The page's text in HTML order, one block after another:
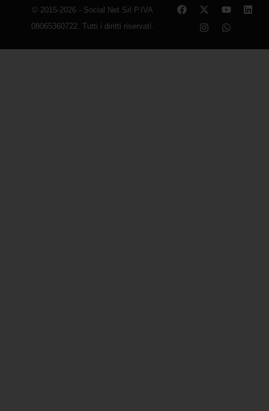
© 2015-2026 - Social Net Srl P.IVA
08065360722. Tutti i diritti riservati.